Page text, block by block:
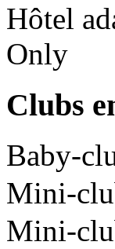
Hôtel
Only
Clubs
Baby-
Mini-
Mini-